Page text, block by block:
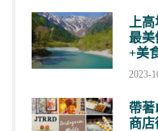
上
最美
+美
2023-
帶
商店